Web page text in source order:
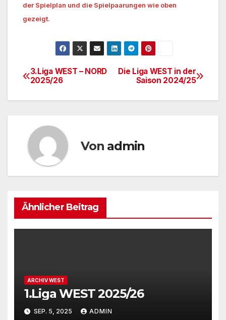
der Spielplan und die Spielpaarungen wie oben
gezeigt.
Beitrags-
Navigation
Die Liga WEST in der
Saison 2024/25
3.Liga WEST – NORD
2025/26
Von admin
Ähnlicher Beitrag
ARCHIV WEST
1.Liga WEST 2025/26
SEP. 5, 2025 ADMIN